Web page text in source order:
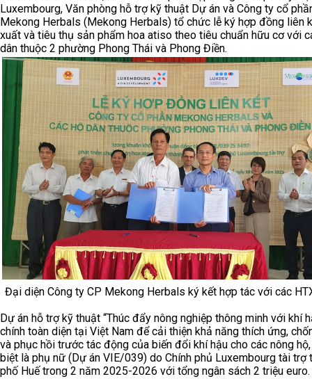
Luxembourg, Văn phòng hỗ trợ kỹ thuật Dự án và Công ty cổ
Mekong Herbals (Mekong Herbals) tổ chức lễ ký hợp đồng liên
xuất và tiêu thụ sản phẩm hoa atiso theo tiêu chuẩn hữu cơ với
dân thuộc 2 phường Phong Thái và Phong Điền.
Đại diện Công ty CP Mekong Herbals ký kết hợp tác với các
Dự án hỗ trợ kỹ thuật “Thúc đẩy nông nghiệp thông minh với khí
chính toàn diện tại Việt Nam để cải thiện khả năng thích ứng,
và phục hồi trước tác động của biến đổi khí hậu cho các nông
biệt là phụ nữ (Dự án VIE/039) do Chính phủ Luxembourg tài trợ
phố Huế trong 2 năm 2025-2026 với tổng ngân sách 2 triệu euro.